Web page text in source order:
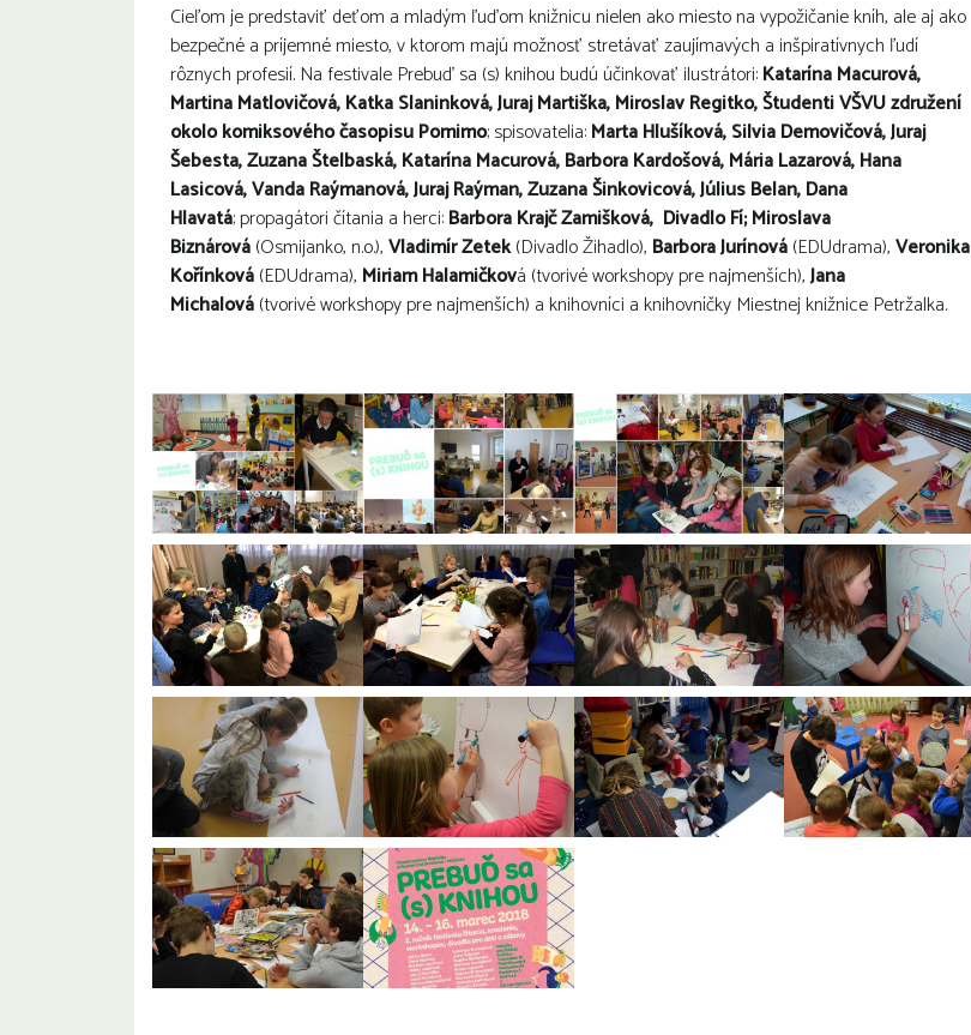
Cieľom je predstaviť deťom a mladým ľuďom knižnicu nielen ako miesto na vypožičanie kníh, ale aj ako
bezpečné a príjemné miesto, v ktorom majú možnosť stretávať zaujímavých a inšpiratívnych ľudí
rôznych profesií. Na festivale Prebuď sa (s) knihou budú účinkovať ilustrátori:Katarína Macurová,
Martina Matlovičová, Katka Slaninková, Juraj Martiška, Miroslav Regitko, Študenti VŠVU združení
okolo komiksového časopisu Pomimo; spisovatelia:Marta Hlušíková, Silvia Demovičová, Juraj
Šebesta, Zuzana Štelbaská, Katarína Macurová, Barbora Kardošová, Mária Lazarová, Hana
Lasicová, Vanda Raýmanová, Juraj Raýman, Zuzana Šinkovicová, Július Belan, Dana
Hlavatá; propagátori čítania a herci:Barbora Krajč Zamišková, Divadlo Fí; Miroslava
Biznárová(Osmijanko, n.o.),Vladimír Zetek(Divadlo Žihadlo), Barbora Jurínová(EDUdrama),Veronika
Kořínková(EDUdrama), Miriam Halamičková (tvorivé workshopy pre najmenších),Jana
Michalová(tvorivé workshopy pre najmenších) a knihovníci a knihovníčky Miestnej knižnice Petržalka.